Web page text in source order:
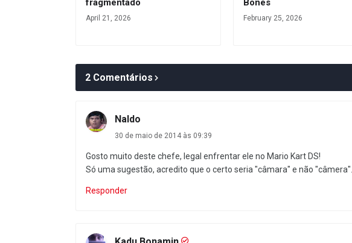
fragmentado
April 21, 2026
Bones
February 25, 2026
2 Comentários
Naldo
30 de maio de 2014 às 09:39
Gosto muito deste chefe, legal enfrentar ele no Mario Kart DS!
Só uma sugestão, acredito que o certo seria "câmara" e não "câmera"...
Responder